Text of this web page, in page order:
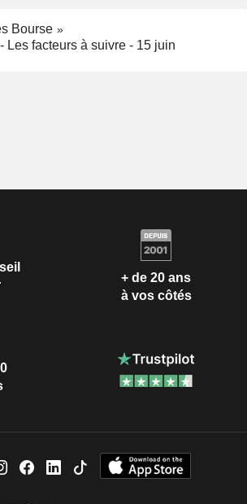
Bourse
Les facteurs à suivre - 15 juin
+ de 20 ans
à vos côtés